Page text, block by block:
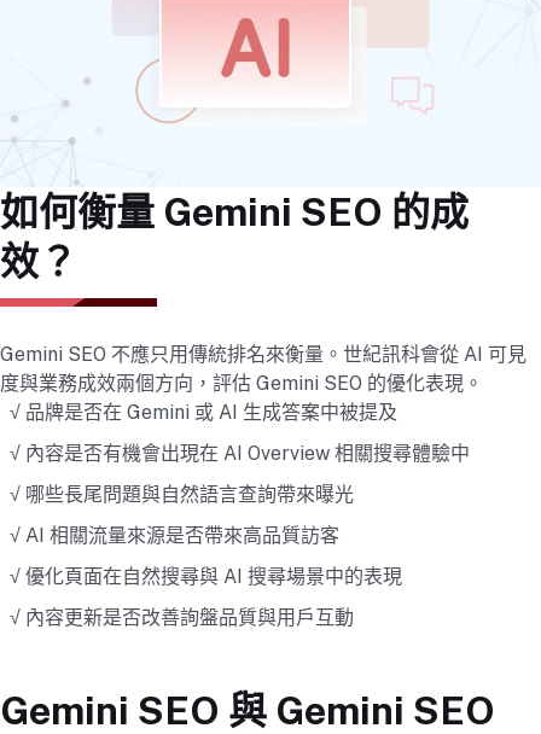
如何衡量 Gemini SEO 的成
效？
Gemini SEO 不應只用傳統排名來衡量。世紀訊科會從 AI 可見
度與業務成效兩個方向，評估 Gemini SEO 的優化表現。
√ 品牌是否在 Gemini 或 AI 生成答案中被提及
√ 內容是否有機會出現在 AI Overview 相關搜尋體驗中
√ 哪些長尾問題與自然語言查詢帶來曝光
√ AI 相關流量來源是否帶來高品質訪客
√ 優化頁面在自然搜尋與 AI 搜尋場景中的表現
√ 內容更新是否改善詢盤品質與用戶互動
Gemini SEO 與 Gemini SEO